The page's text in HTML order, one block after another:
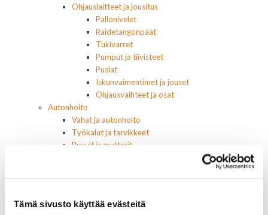
Tämä sivusto käyttää evästeitä
Ohjauslaitteet ja jousitus
Pallonivelet
Raidetangonpäät
Tukivarret
Pumput ja tiivisteet
Puslat
Iskunvaimentimet ja jouset
Ohjausvaihteet ja osat
Autonhoito
Vahat ja autonhoito
Työkalut ja tarvikkeet
Ruuvit ja mutterit
Jarrukengät